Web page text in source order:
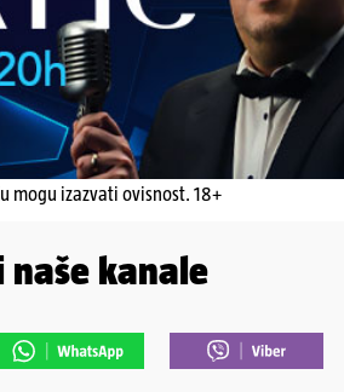
mogu izazvati ovisnost. 18+
naše kanale